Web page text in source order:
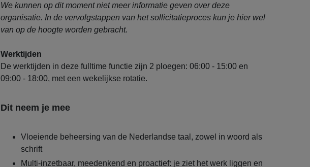
We kunnen op dit moment niet meer informatie geven over deze
organisatie. In de vervolgstappen van het sollicitatieproces kun je hier wel
van op de hoogte worden gebracht.
Werktijden
De werktijden in deze fulltime functie zijn 2 ploegen: 06:00 - 15:00 en
09:00 - 18:00, met een wekelijkse rotatie.
Dit neem je mee
Vloeiende beheersing van de Nederlandse taal, zowel in woord als
schrift
Multi-inzetbaar, meedenkend en proactief: je ziet het werk liggen en